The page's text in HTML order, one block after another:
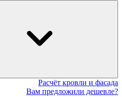
Расчёт кровли и фасада
Вам предложили дешевле?